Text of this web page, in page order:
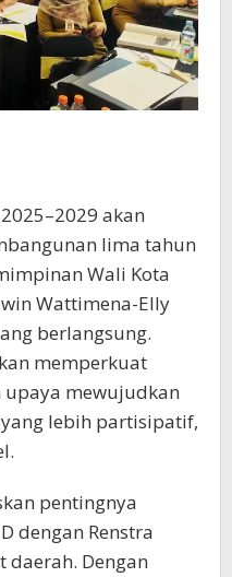
akan
lima tahun
Wali Kota
Wattimena-Elly
berlangsung.
memperkuat
upaya mewujudkan
lebih partisipatif,
pentingnya
dengan Renstra
daerah. Dengan